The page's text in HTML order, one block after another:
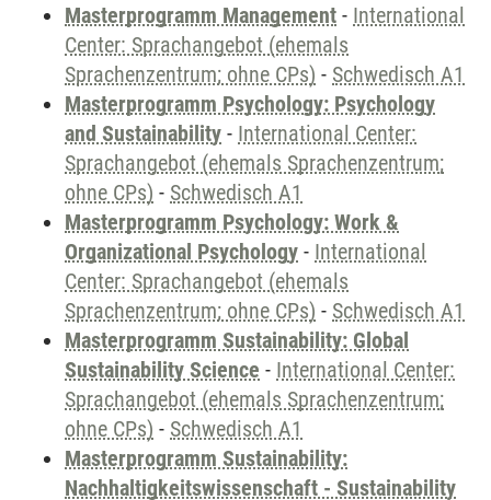
Masterprogramm Management - International
Center: Sprachangebot (ehemals
Sprachenzentrum; ohne CPs) - Schwedisch A1
Masterprogramm Psychology: Psychology
and Sustainability - International Center:
Sprachangebot (ehemals Sprachenzentrum;
ohne CPs) - Schwedisch A1
Masterprogramm Psychology: Work &
Organizational Psychology - International
Center: Sprachangebot (ehemals
Sprachenzentrum; ohne CPs) - Schwedisch A1
Masterprogramm Sustainability: Global
Sustainability Science - International Center:
Sprachangebot (ehemals Sprachenzentrum;
ohne CPs) - Schwedisch A1
Masterprogramm Sustainability:
Nachhaltigkeitswissenschaft - Sustainability